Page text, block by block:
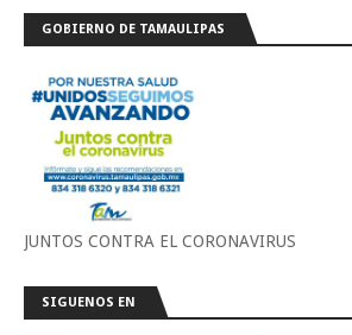
GOBIERNO DE TAMAULIPAS
JUNTOS CONTRA EL CORONAVIRUS
SIGUENOS EN